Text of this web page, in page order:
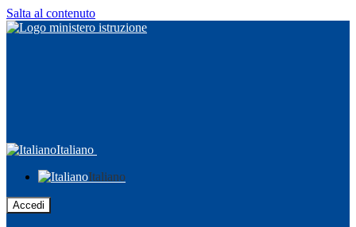
Salta al contenuto
Italiano
Italiano
Accedi